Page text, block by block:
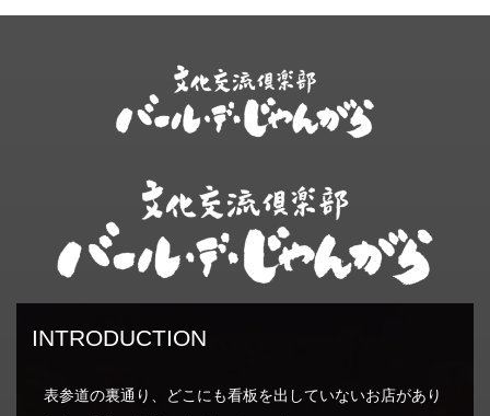
INTRODUCTION
表参道の裏通り、どこにも看板を出していないお店があり